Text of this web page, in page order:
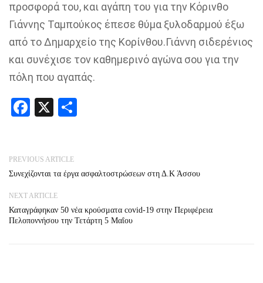
προσφορά του, και αγάπη του για την Κόρινθο
Γιάννης Ταμπούκος έπεσε θύμα ξυλοδαρμού έξω
από το Δημαρχείο της Κορίνθου.Γιάννη σιδερένιος
και συνέχισε τον καθημερινό αγώνα σου για την
πόλη που αγαπάς.
Facebook
X
PREVIOUS ARTICLE
Συνεχίζονται τα έργα ασφαλτοστρώσεων στη Δ.Κ Άσσου
NEXT ARTICLE
Καταγράφηκαν 50 νέα κρούσματα covid-19 στην Περιφέρεια
Πελοποννήσου την Τετάρτη 5 Μαΐου